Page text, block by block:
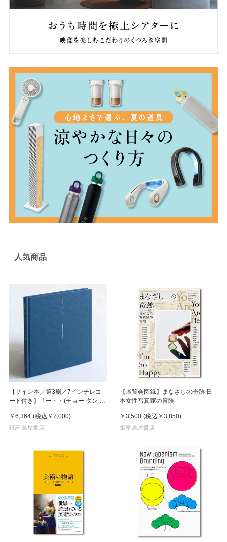
人気商品
【サイン本／第3刷／7インチレコ
ード付き】「ー・・(チョー タン タ
￥6,364 (税込 ￥7,000)
銀座 蔦屋書店
【展覧会図録】まなざしの奇跡 日
本女性写真家の冒険
￥3,500 (税込 ￥3,850)
銀座 蔦屋書店